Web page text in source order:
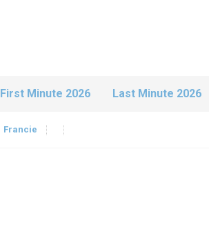
First Minute 2026 Last Minute 2026
Francie